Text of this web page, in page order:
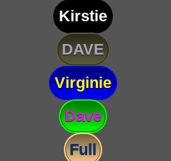
Kirstie
DAVE
Virginie
Dave
Full